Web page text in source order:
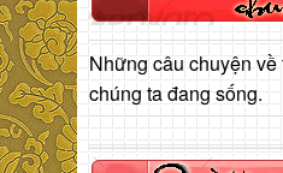
Những câu chuyện
chúng ta đang sống.